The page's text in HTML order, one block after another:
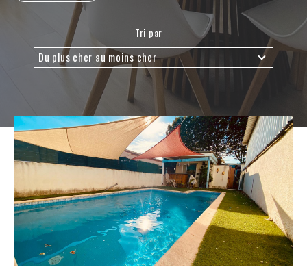
Tri par
Du plus cher au moins cher
Budget
Surface
Pièces
Pièces
Référence
AFFINER LES CRITÈRES